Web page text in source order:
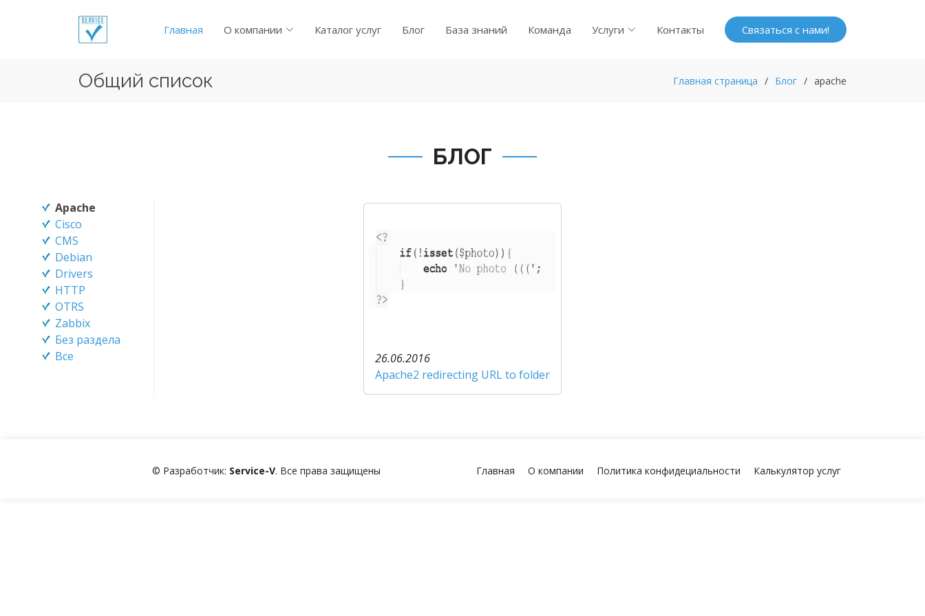
Главная О компании Каталог услуг Блог База знаний Команда Услуги Контакты Связаться с нами!
Общий список Главная страница Блог apache
БЛОГ
Apache
Cisco
CMS
Debian
Drivers
HTTP
OTRS
Zabbix
Без раздела
Все
26.06.2016
Apache2 redirecting URL to folder
© Разработчик: Service-V. Все права защищены Главная О компании Политика конфидециальности Калькулятор услуг